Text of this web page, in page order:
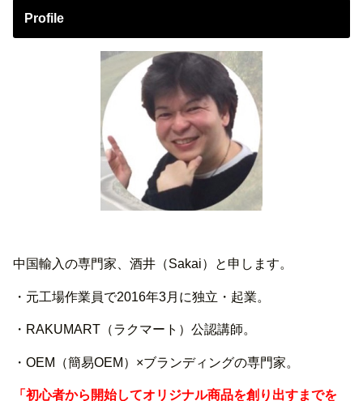
Profile
中国輸入の専門家、酒井（Sakai）と申します。
・元工場作業員で2016年3月に独立・起業。
・RAKUMART（ラクマート）公認講師。
・OEM（簡易OEM）×ブランディングの専門家。
「初心者から開始してオリジナル商品を創り出すまでを